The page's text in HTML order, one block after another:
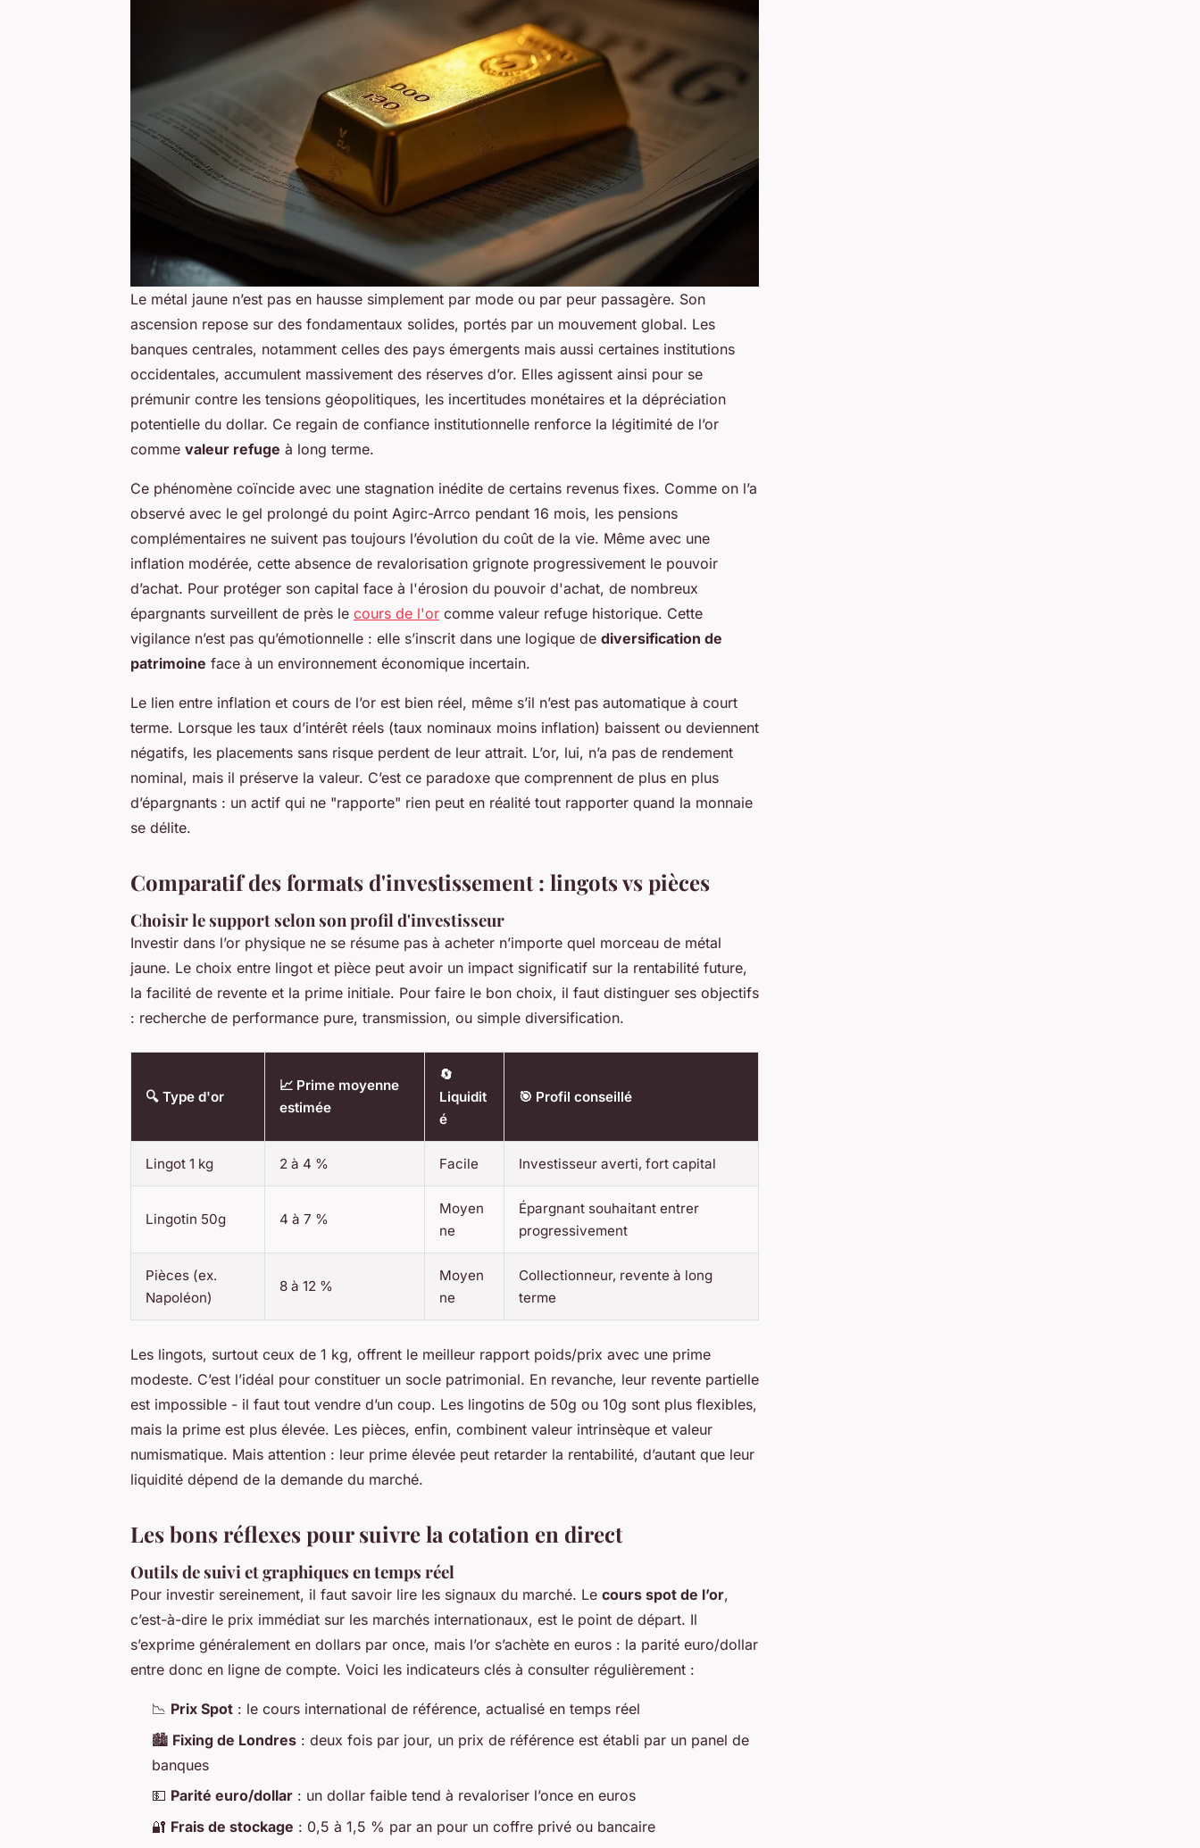
Le métal jaune n’est pas en hausse simplement par mode ou par peur passagère. Son
ascension repose sur des fondamentaux solides, portés par un mouvement global. Les
banques centrales, notamment celles des pays émergents mais aussi certaines institutions
occidentales, accumulent massivement des réserves d’or. Elles agissent ainsi pour se
prémunir contre les tensions géopolitiques, les incertitudes monétaires et la dépréciation
potentielle du dollar. Ce regain de confiance institutionnelle renforce la légitimité de l’or
comme valeur refuge à long terme.
Ce phénomène coïncide avec une stagnation inédite de certains revenus fixes. Comme on l’a
observé avec le gel prolongé du point Agirc-Arrco pendant 16 mois, les pensions
complémentaires ne suivent pas toujours l’évolution du coût de la vie. Même avec une
inflation modérée, cette absence de revalorisation grignote progressivement le pouvoir
d’achat. Pour protéger son capital face à l'érosion du pouvoir d'achat, de nombreux
épargnants surveillent de près le cours de l'or comme valeur refuge historique. Cette
vigilance n’est pas qu’émotionnelle : elle s’inscrit dans une logique de diversification de
patrimoine face à un environnement économique incertain.
Le lien entre inflation et cours de l’or est bien réel, même s’il n’est pas automatique à court
terme. Lorsque les taux d’intérêt réels (taux nominaux moins inflation) baissent ou deviennent
négatifs, les placements sans risque perdent de leur attrait. L’or, lui, n’a pas de rendement
nominal, mais il préserve la valeur. C’est ce paradoxe que comprennent de plus en plus
d’épargnants : un actif qui ne "rapporte" rien peut en réalité tout rapporter quand la monnaie
se délite.
Comparatif des formats d'investissement : lingots vs pièces
Choisir le support selon son profil d'investisseur
Investir dans l’or physique ne se résume pas à acheter n’importe quel morceau de métal
jaune. Le choix entre lingot et pièce peut avoir un impact significatif sur la rentabilité future,
la facilité de revente et la prime initiale. Pour faire le bon choix, il faut distinguer ses objectifs
: recherche de performance pure, transmission, ou simple diversification.
🔍 Type d'or
📈 Prime moyenne
estimée
🔄
Liquidit
é
🎯 Profil conseillé
Lingot 1 kg 2 à 4 % Facile Investisseur averti, fort capital
Lingotin 50g 4 à 7 %
Moyen
ne
Épargnant souhaitant entrer
progressivement
Pièces (ex.
Napoléon)
8 à 12 %
Moyen
ne
Collectionneur, revente à long
terme
Les lingots, surtout ceux de 1 kg, offrent le meilleur rapport poids/prix avec une prime
modeste. C’est l’idéal pour constituer un socle patrimonial. En revanche, leur revente partielle
est impossible - il faut tout vendre d’un coup. Les lingotins de 50g ou 10g sont plus flexibles,
mais la prime est plus élevée. Les pièces, enfin, combinent valeur intrinsèque et valeur
numismatique. Mais attention : leur prime élevée peut retarder la rentabilité, d’autant que leur
liquidité dépend de la demande du marché.
Les bons réflexes pour suivre la cotation en direct
Outils de suivi et graphiques en temps réel
Pour investir sereinement, il faut savoir lire les signaux du marché. Le cours spot de l’or,
c’est-à-dire le prix immédiat sur les marchés internationaux, est le point de départ. Il
s’exprime généralement en dollars par once, mais l’or s’achète en euros : la parité euro/dollar
entre donc en ligne de compte. Voici les indicateurs clés à consulter régulièrement :
📉 Prix Spot : le cours international de référence, actualisé en temps réel
🏙️ Fixing de Londres : deux fois par jour, un prix de référence est établi par un panel de
banques
💵 Parité euro/dollar : un dollar faible tend à revaloriser l’once en euros
🔐 Frais de stockage : 0,5 à 1,5 % par an pour un coffre privé ou bancaire